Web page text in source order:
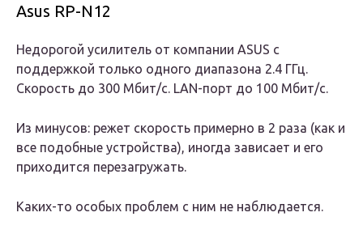
Asus RP-N12
Недорогой усилитель от компании ASUS с
поддержкой только одного диапазона 2.4 ГГц.
Скорость до 300 Мбит/с. LAN-порт до 100 Мбит/с.
Из минусов: режет скорость примерно в 2 раза (как и
все подобные устройства), иногда зависает и его
приходится перезагружать.
Каких-то особых проблем с ним не наблюдается.